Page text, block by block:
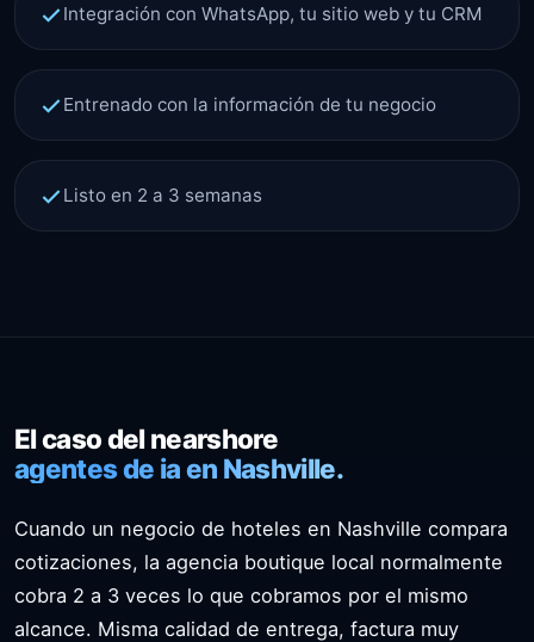
Integración con WhatsApp, tu sitio web y tu CRM
Entrenado con la información de tu negocio
Listo en 2 a 3 semanas
El caso del nearshore
agentes de ia en Nashville.
Cuando un negocio de hoteles en Nashville compara
cotizaciones, la agencia boutique local normalmente
cobra 2 a 3 veces lo que cobramos por el mismo
alcance. Misma calidad de entrega, factura muy